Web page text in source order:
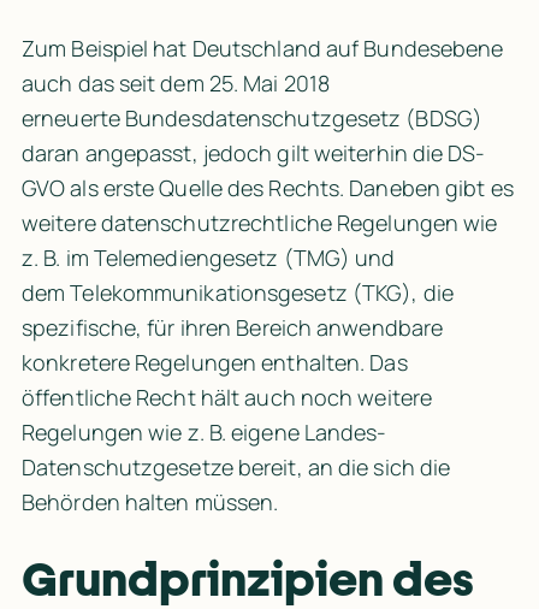
Zum Beispiel hat Deutschland auf Bundesebene
auch das seit dem 25. Mai 2018
erneuerte Bundesdatenschutzgesetz (BDSG)
daran angepasst, jedoch gilt weiterhin die DS-
GVO als erste Quelle des Rechts. Daneben gibt es
weitere datenschutzrechtliche Regelungen wie
z. B. im Telemediengesetz (TMG) und
dem Telekommunikationsgesetz (TKG), die
spezifische, für ihren Bereich anwendbare
konkretere Regelungen enthalten. Das
öffentliche Recht hält auch noch weitere
Regelungen wie z. B. eigene Landes-
Datenschutzgesetze bereit, an die sich die
Behörden halten müssen.
Grundprinzipien des